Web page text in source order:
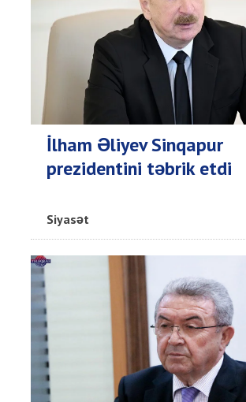
İlham Əliyev Sinqapur
prezidentini təbrik etdi
Siyasət